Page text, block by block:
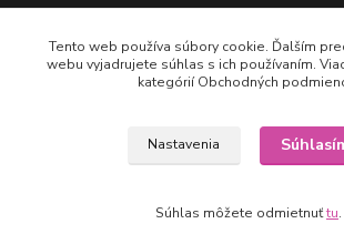
+421 902 212 007
Copyright © 2015-2020 KOTLIK NA GULAS.online,
Tento web používa súbory cookie. Ďalším
webu vyjadrujete súhlas s ich používaním.
kategórií Obchodných
Nastavenia
Súhlas môžete odmietnuťtu.